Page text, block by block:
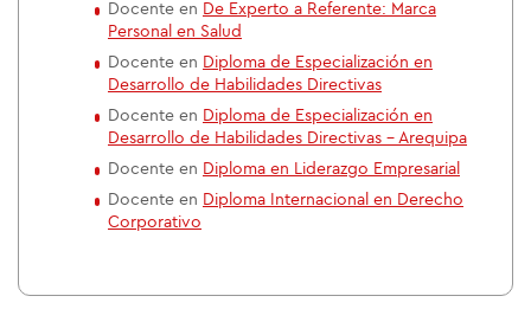
Docente en De Experto a Referente: Marca
Personal en Salud
Docente en Diploma de Especialización en
Desarrollo de Habilidades Directivas
Docente en Diploma de Especialización en
Desarrollo de Habilidades Directivas - Arequipa
Docente en Diploma en Liderazgo Empresarial
Docente en Diploma Internacional en Derecho
Corporativo